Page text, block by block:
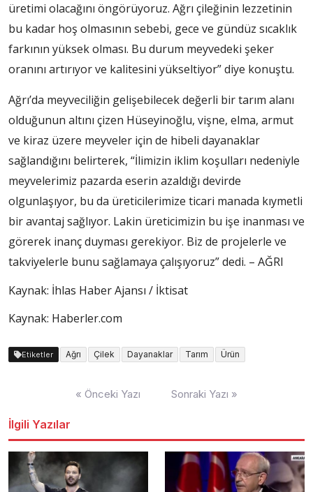
üretimi olacağını öngörüyoruz. Ağrı çileğinin lezzetinin
bu kadar hoş olmasının sebebi, gece ve gündüz sıcaklık
farkının yüksek olması. Bu durum meyvedeki şeker
oranını artırıyor ve kalitesini yükseltiyor” diye konuştu.
Ağrı’da meyveciliğin gelişebilecek değerli bir tarım alanı
olduğunun altını çizen Hüseyinoğlu, vişne, elma, armut
ve kiraz üzere meyveler için de hibeli dayanaklar
sağlandığını belirterek, “İlimizin iklim koşulları nedeniyle
meyvelerimiz pazarda eserin azaldığı devirde
olgunlaşıyor, bu da üreticilerimize ticari manada kıymetli
bir avantaj sağlıyor. Lakin üreticimizin bu işe inanması ve
görerek inanç duyması gerekiyor. Biz de projelerle ve
takviyelerle bunu sağlamaya çalışıyoruz” dedi. – AĞRI
Kaynak: İhlas Haber Ajansı / İktisat
Kaynak: Haberler.com
Etiketler Ağrı Çilek Dayanaklar Tarım Ürün
« Önceki Yazı Sonraki Yazı »
İlgili Yazılar